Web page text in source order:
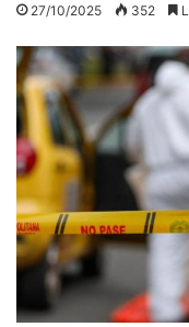
27/10/2025 352